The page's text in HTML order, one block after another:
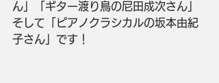
ん」「ギター渡り鳥の尼田成次さん」
そして「ピアノクラシカルの坂本由紀
子さん」です！